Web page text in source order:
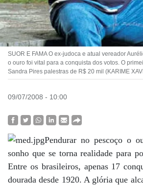
SUOR E FAMA O ex-judoca e atual vereador
o ouro foi vital para a conquista dos votos. O
Sandra Pires palestras de R$ 20 mil (KARIME
09/07/2008 - 10:00
Pendurar no pescoço o
sonho que se torna realidade para
Entre os brasileiros, apenas 17
dourada desde 1920. A glória que